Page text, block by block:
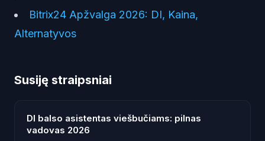
Bitrix24 Apžvalga 2026: DI, Kaina,
Alternatyvos
Susiję straipsniai
DI balso asistentas viešbučiams: pilnas
vadovas 2026